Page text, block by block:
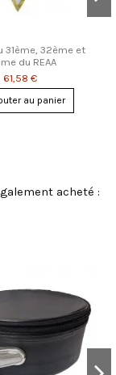
31ème, 32ème et
du REAA
61,58 €
au panier
acheté :